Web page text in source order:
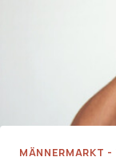
MÄNNERMARKT